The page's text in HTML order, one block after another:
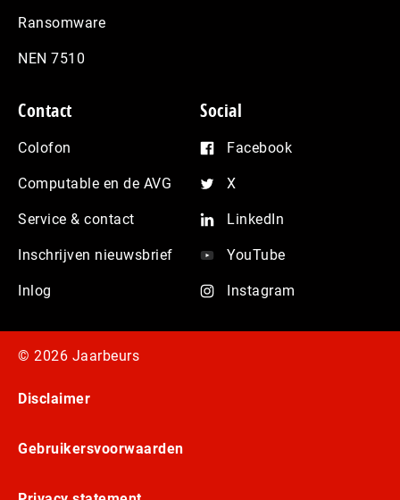
Ransomware
NEN 7510
Contact
Colofon
Computable en de AVG
Service & contact
Inschrijven nieuwsbrief
Inlog
Social
Facebook
X
LinkedIn
YouTube
Instagram
© 2026 Jaarbeurs
Disclaimer
Gebruikersvoorwaarden